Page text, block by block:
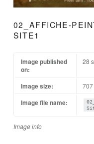
02_AFFICHE-
SITE1
Image info
Image published
on:
28
Image size:
Image file name: